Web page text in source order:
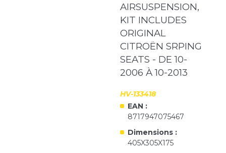
AIRSUSPENSION,
KIT INCLUDES
ORIGINAL
CITROËN SRPING
SEATS - DE 10-
2006 À 10-2013
HV-133418
EAN :
8717947075467
Dimensions :
405X305X175